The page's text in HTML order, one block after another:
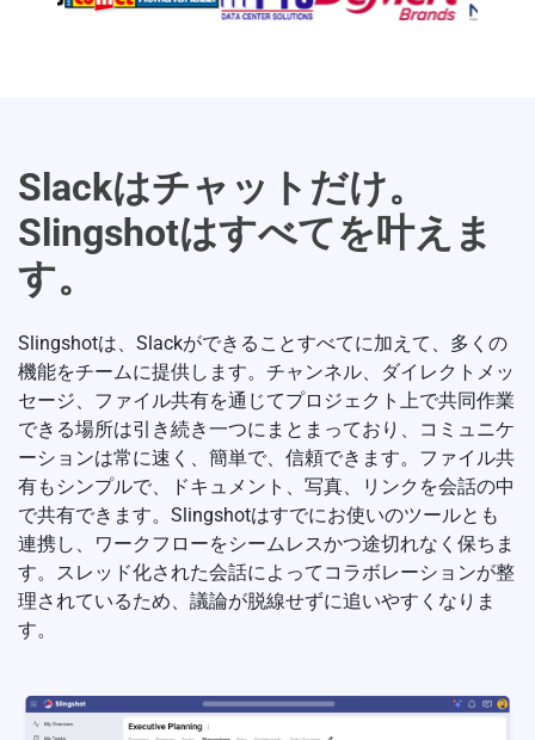
Slackはチャットだけ。
Slingshotはすべてを叶えま
す。
Slingshotは、Slackができることすべてに加えて、多くの
機能をチームに提供します。チャンネル、ダイレクトメッ
セージ、ファイル共有を通じてプロジェクト上で共同作業
できる場所は引き続き一つにまとまっており、コミュニケ
ーションは常に速く、簡単で、信頼できます。ファイル共
有もシンプルで、ドキュメント、写真、リンクを会話の中
で共有できます。Slingshotはすでにお使いのツールとも
連携し、ワークフローをシームレスかつ途切れなく保ちま
す。スレッド化された会話によってコラボレーションが整
理されているため、議論が脱線せずに追いやすくなりま
す。